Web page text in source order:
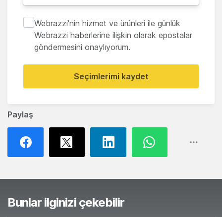
Paylaş
Webrazzi'nin hizmet ve ürünleri ile günlük
Webrazzi haberlerine ilişkin olarak epostalar
göndermesini onaylıyorum.
Seçimlerimi kaydet
Bunlar ilginizi çekebilir